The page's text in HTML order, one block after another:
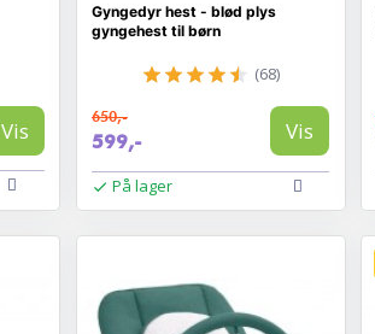
Vis
Gyngedyr hest - blød plys
gyngehest til børn
(68)
650,-
599,- Vis
På lager